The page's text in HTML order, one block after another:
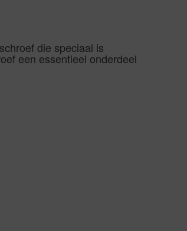
die speciaal is
een essentieel onderdeel